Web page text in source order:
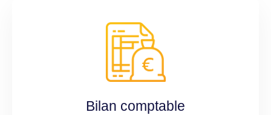
Bilan comptable